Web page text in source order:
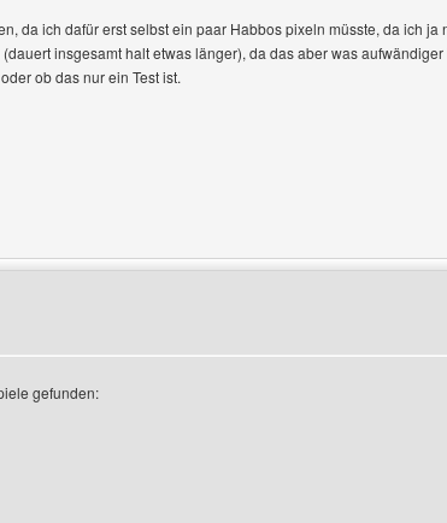
da ich dafür erst selbst ein paar Habbos pixeln müsste, da ich
insgesamt halt etwas länger), da das aber was
ob das nur ein Test ist.
sittich-und-papagei
gefunden: